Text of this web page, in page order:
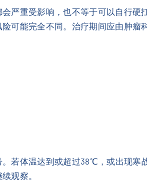
严重受影响，也不等于可以自行
可能完全不同。治疗期间应由肿
若体温达到或超过38℃，或出现
观察。